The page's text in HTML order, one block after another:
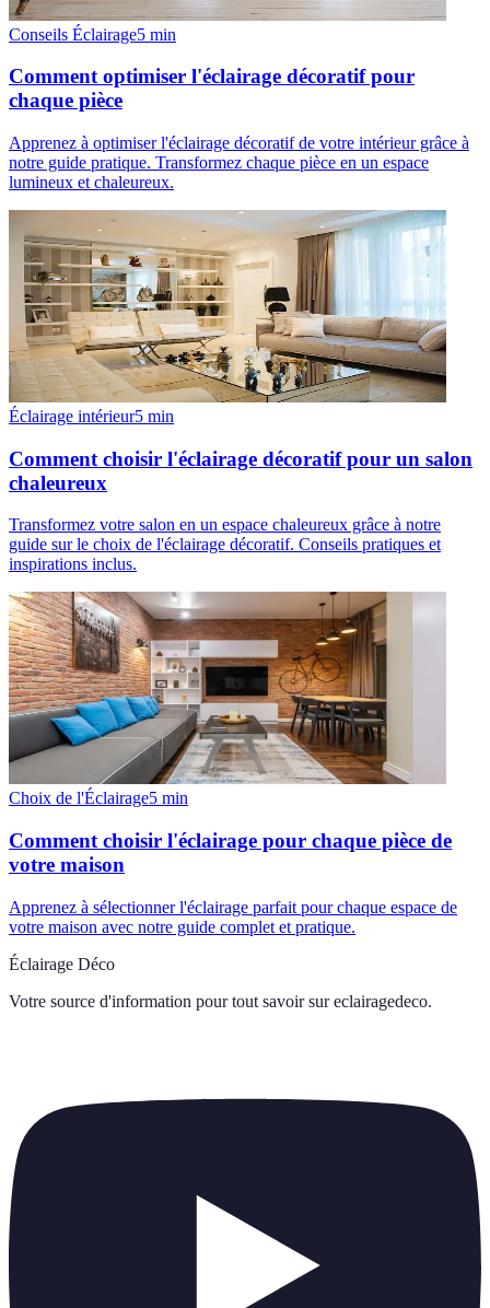
Conseils Éclairage5 min
Comment optimiser l'éclairage décoratif pour
chaque pièce
Apprenez à optimiser l'éclairage décoratif de votre intérieur grâce à
notre guide pratique. Transformez chaque pièce en un espace
lumineux et chaleureux.
Éclairage intérieur5 min
Comment choisir l'éclairage décoratif pour un salon
chaleureux
Transformez votre salon en un espace chaleureux grâce à notre
guide sur le choix de l'éclairage décoratif. Conseils pratiques et
inspirations inclus.
Choix de l'Éclairage5 min
Comment choisir l'éclairage pour chaque pièce de
votre maison
Apprenez à sélectionner l'éclairage parfait pour chaque espace de
votre maison avec notre guide complet et pratique.
Éclairage Déco
Votre source d'information pour tout savoir sur eclairagedeco.